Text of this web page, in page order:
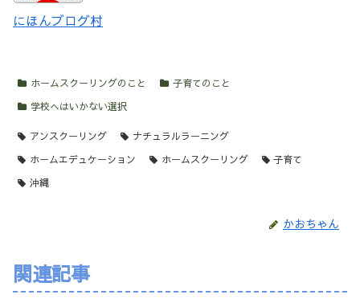
にほんブログ村
ホームスクーリングのこと
子育てのこと
学校へはいかない選択
アンスクーリング
ナチュラルラーニング
ホームエデュケーション
ホームスクーリング
子育て
沖縄
かおちゃん
関連記事